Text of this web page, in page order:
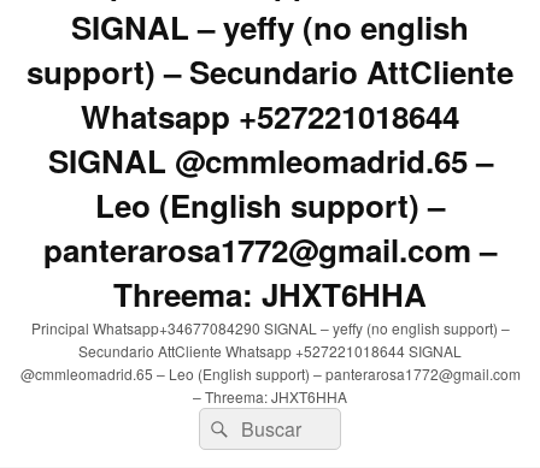
SIGNAL – yeffy (no english
support) – Secundario AttCliente
Whatsapp +527221018644
SIGNAL @cmmleomadrid.65 –
Leo (English support) –
panterarosa1772@gmail.com –
Threema: JHXT6HHA
Principal Whatsapp+34677084290 SIGNAL – yeffy (no english support) –
Secundario AttCliente Whatsapp +527221018644 SIGNAL
@cmmleomadrid.65 – Leo (English support) – panterarosa1772@gmail.com
– Threema: JHXT6HHA
Buscar
por:
Buscar